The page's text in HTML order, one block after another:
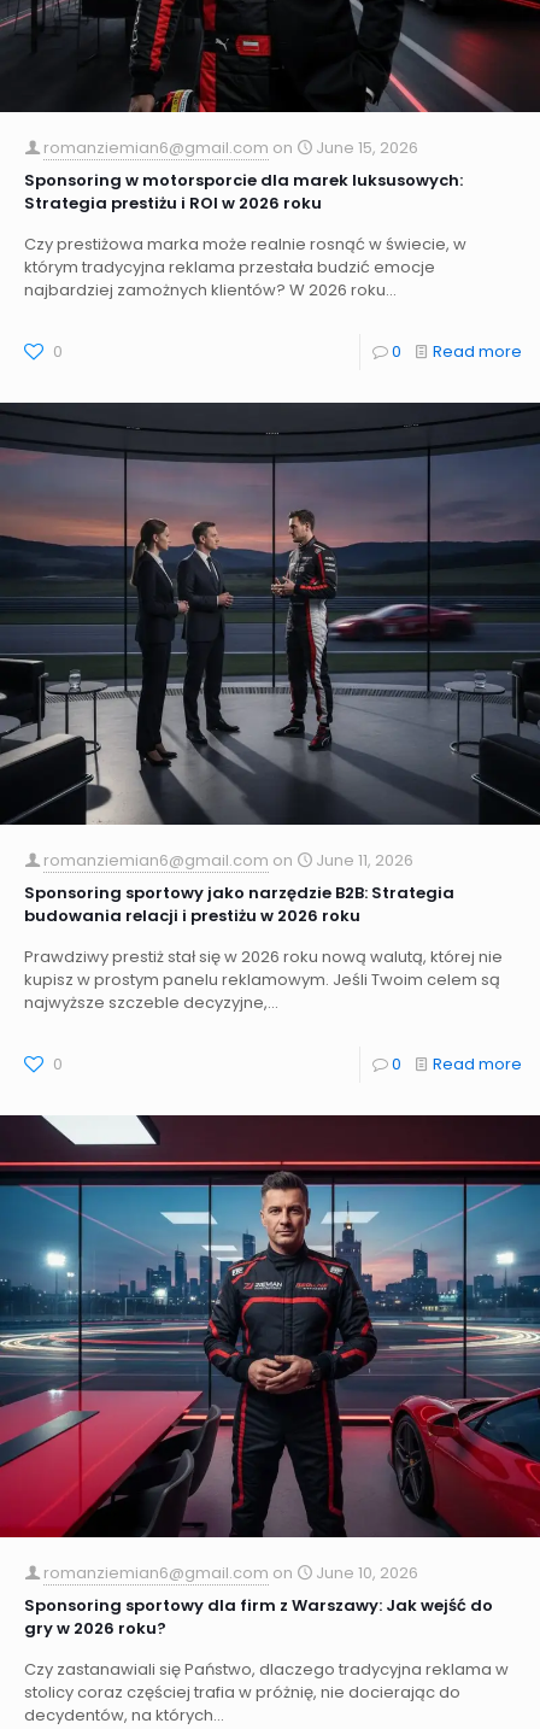
romanziemian6@gmail.com on
June 15, 2026
Sponsoring w motorsporcie dla marek luksusowych:
Strategia prestiżu i ROI w 2026 roku
Czy prestiżowa marka może realnie rosnąć w świecie, w
którym tradycyjna reklama przestała budzić emocje
najbardziej zamożnych klientów? W 2026 roku...
0 0 Read more
romanziemian6@gmail.com on
June 11, 2026
Sponsoring sportowy jako narzędzie B2B: Strategia
budowania relacji i prestiżu w 2026 roku
Prawdziwy prestiż stał się w 2026 roku nową walutą, której nie
kupisz w prostym panelu reklamowym. Jeśli Twoim celem są
najwyższe szczeble decyzyjne,...
0 0 Read more
romanziemian6@gmail.com on
June 10, 2026
Sponsoring sportowy dla firm z Warszawy: Jak wejść do
gry w 2026 roku?
Czy zastanawiali się Państwo, dlaczego tradycyjna reklama w
stolicy coraz częściej trafia w próżnię, nie docierając do
decydentów, na których...